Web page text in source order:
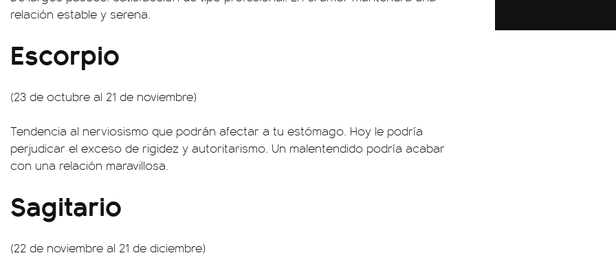
relación estable y serena.
Escorpio
(23 de octubre al 21 de noviembre)
Tendencia al nerviosismo que podrán afectar a tu estómago. Hoy le podría
perjudicar el exceso de rigidez y autoritarismo. Un malentendido podría acabar
con una relación maravillosa.
Sagitario
(22 de noviembre al 21 de diciembre)
y pedir. 🎙️